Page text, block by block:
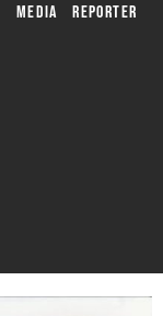
REPORTER